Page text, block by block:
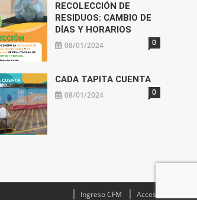
RECOLECCIÓN DE
RESIDUOS: CAMBIO DE
DÍAS Y HORARIOS
08/01/2024 0
CADA TAPITA CUENTA
08/01/2024 0
Ingreso CFM Acceso